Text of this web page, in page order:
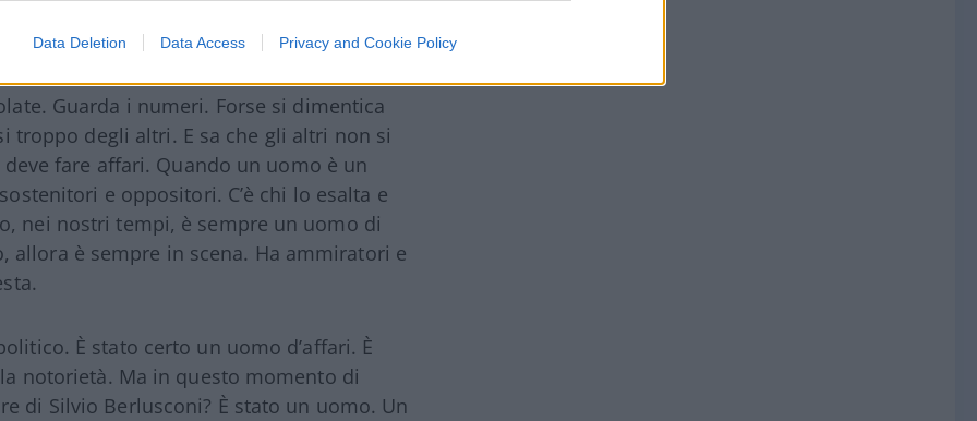
Data Deletion Data Access Privacy and Cookie Policy
è un uomo d’affari, allora cerca di
momenti di successo e momenti di
Guarda i numeri. Forse si dimentica
troppo degli altri. E sa che gli altri non si
fare affari. Quando un uomo è un
e oppositori. C’è chi lo esalta e
nei nostri tempi, è sempre un uomo di
allora è sempre in scena. Ha ammiratori e
È stato certo un uomo d’affari. È
notorietà. Ma in questo momento di
di Silvio Berlusconi? È stato un uomo. Un